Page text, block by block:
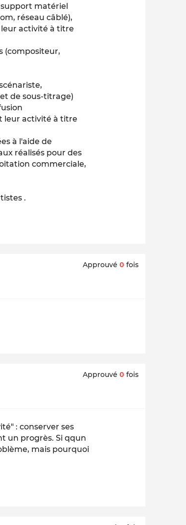
matériel
réseau câblé),
activité à titre
(compositeur,
de sous-titrage)
leur activité à titre
à l'aide de
réalisés pour des
commerciale,
.
Approuvé 0 fois
Approuvé 0 fois
: conserver ses
un progrès. Si qqun
mais pourquoi